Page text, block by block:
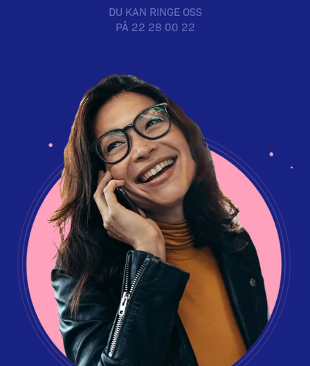
DU KAN RINGE OSS
PÅ 22 28 00 22